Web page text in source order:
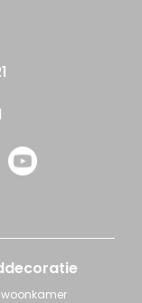
woonkamer